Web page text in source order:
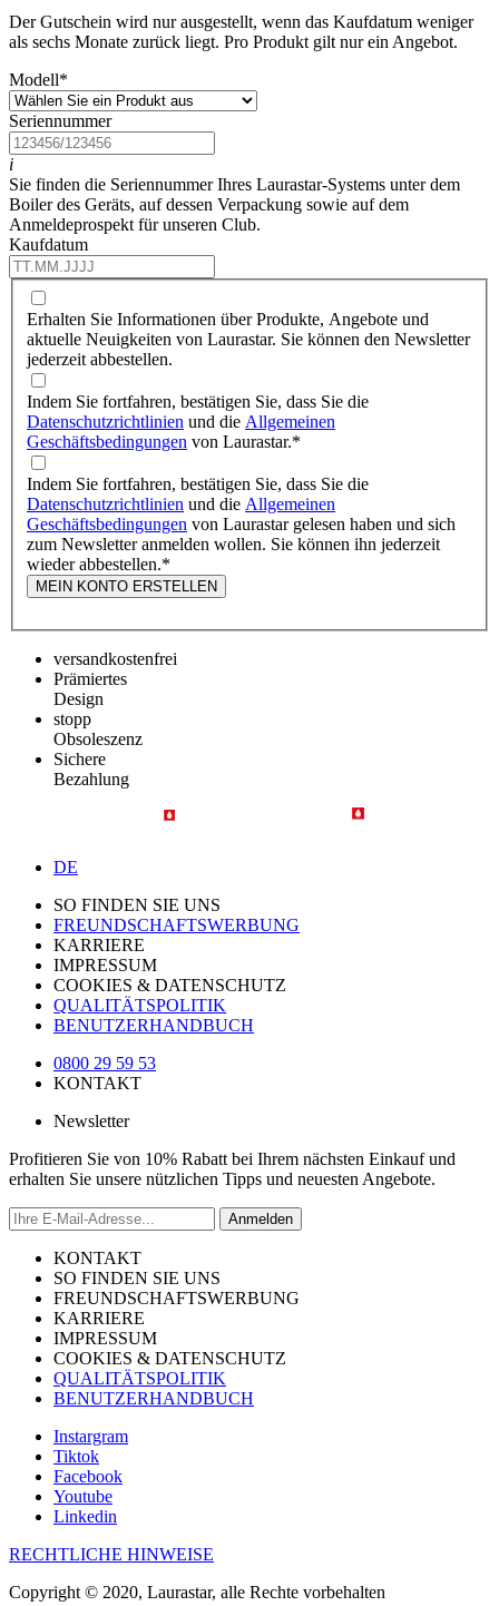
Der Gutschein wird nur ausgestellt, wenn das Kaufdatum weniger
als sechs Monate zurück liegt. Pro Produkt gilt nur ein Angebot.
Modell*
Seriennummer
i
Sie finden die Seriennummer Ihres Laurastar-Systems unter dem
Boiler des Geräts, auf dessen Verpackung sowie auf dem
Anmeldeprospekt für unseren Club.
Kaufdatum
Erhalten Sie Informationen über Produkte, Angebote und
aktuelle Neuigkeiten von Laurastar. Sie können den Newsletter
jederzeit abbestellen.
Indem Sie fortfahren, bestätigen Sie, dass Sie die
Datenschutzrichtlinien und die Allgemeinen
Geschäftsbedingungen von Laurastar.*
Indem Sie fortfahren, bestätigen Sie, dass Sie die
Datenschutzrichtlinien und die Allgemeinen
Geschäftsbedingungen von Laurastar gelesen haben und sich
zum Newsletter anmelden wollen. Sie können ihn jederzeit
wieder abbestellen.*
MEIN KONTO ERSTELLEN
versandkostenfrei
Prämiertes
Design
stopp
Obsoleszenz
Sichere
Bezahlung
DE
SO FINDEN SIE UNS
FREUNDSCHAFTSWERBUNG
KARRIERE
IMPRESSUM
COOKIES & DATENSCHUTZ
QUALITÄTSPOLITIK
BENUTZERHANDBUCH
0800 29 59 53
KONTAKT
Newsletter
Profitieren Sie von 10% Rabatt bei Ihrem nächsten Einkauf und
erhalten Sie unsere nützlichen Tipps und neuesten Angebote.
Anmelden
KONTAKT
SO FINDEN SIE UNS
FREUNDSCHAFTSWERBUNG
KARRIERE
IMPRESSUM
COOKIES & DATENSCHUTZ
QUALITÄTSPOLITIK
BENUTZERHANDBUCH
Instargram
Tiktok
Facebook
Youtube
Linkedin
RECHTLICHE HINWEISE
Copyright © 2020, Laurastar, alle Rechte vorbehalten